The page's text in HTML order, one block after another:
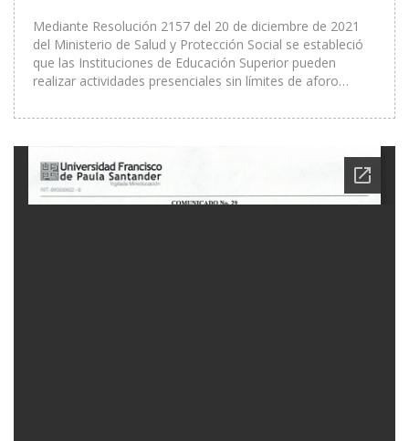
Mediante Resolución 2157 del 20 de diciembre de 2021
del Ministerio de Salud y Protección Social se estableció
que las Instituciones de Educación Superior pueden
realizar actividades presenciales sin límites de aforo…